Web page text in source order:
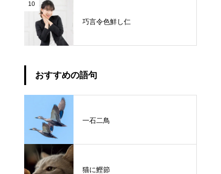
10
巧言令色鮮し仁
おすすめの語句
一石二鳥
猫に鰹節